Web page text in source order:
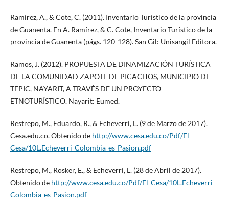
Ramírez, A., & Cote, C. (2011). Inventario Turístico de la provincia
de Guanenta. En A. Ramírez, & C. Cote, Inventario Turístico de la
provincia de Guanenta (págs. 120-128). San Gil: Unisangil Editora.
Ramos, J. (2012). PROPUESTA DE DINAMIZACIÓN TURÍSTICA
DE LA COMUNIDAD ZAPOTE DE PICACHOS, MUNICIPIO DE
TEPIC, NAYARIT, A TRAVÉS DE UN PROYECTO
ETNOTURÍSTICO. Nayarit: Eumed.
Restrepo, M., Eduardo, R., & Echeverri, L. (9 de Marzo de 2017).
Cesa.edu.co. Obtenido de http://www.cesa.edu.co/Pdf/El-
Cesa/10L.Echeverri-Colombia-es-Pasion.pdf
Restrepo, M., Rosker, E., & Echeverri, L. (28 de Abril de 2017).
Obtenido de http://www.cesa.edu.co/Pdf/El-Cesa/10L.Echeverri-
Colombia-es-Pasion.pdf